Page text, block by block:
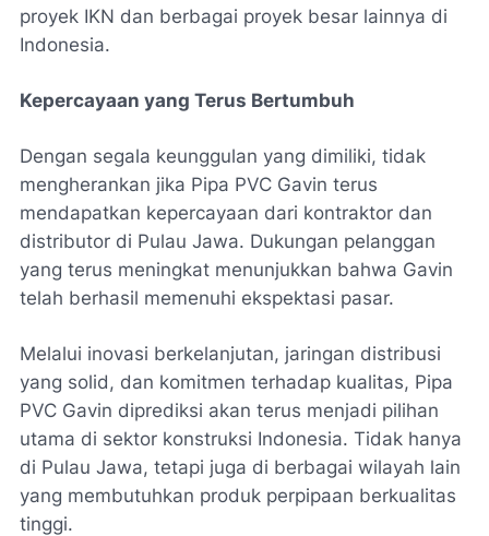
proyek IKN dan berbagai proyek besar lainnya di
Indonesia.
Kepercayaan yang Terus Bertumbuh
Dengan segala keunggulan yang dimiliki, tidak
mengherankan jika Pipa PVC Gavin terus
mendapatkan kepercayaan dari kontraktor dan
distributor di Pulau Jawa. Dukungan pelanggan
yang terus meningkat menunjukkan bahwa Gavin
telah berhasil memenuhi ekspektasi pasar.
Melalui inovasi berkelanjutan, jaringan distribusi
yang solid, dan komitmen terhadap kualitas, Pipa
PVC Gavin diprediksi akan terus menjadi pilihan
utama di sektor konstruksi Indonesia. Tidak hanya
di Pulau Jawa, tetapi juga di berbagai wilayah lain
yang membutuhkan produk perpipaan berkualitas
tinggi.